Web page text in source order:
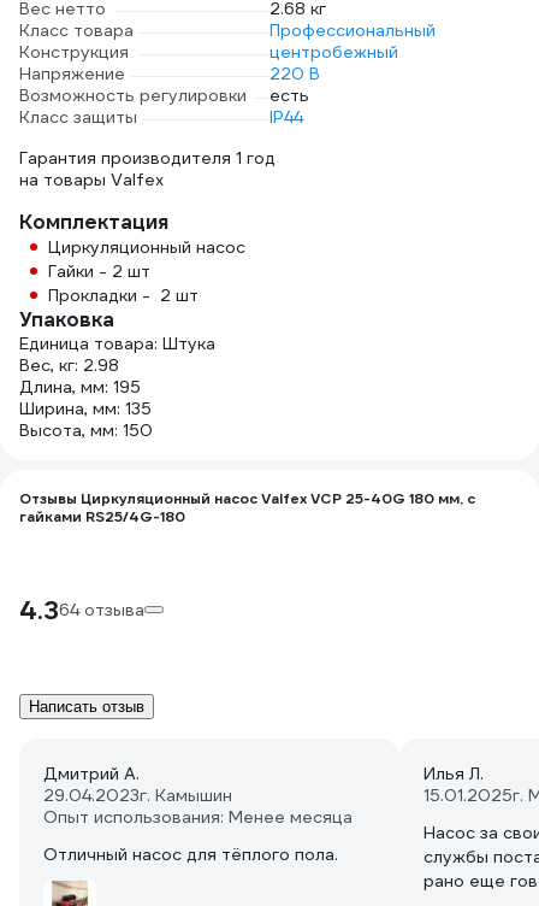
Вес нетто
2.68 кг
Класс товара
Профессиональный
Конструкция
центробежный
Напряжение
220 В
Возможность регулировки
есть
Класс защиты
IP44
Гарантия производителя 1 год
на товары Valfex
Комплектация
Циркуляционный насос
Гайки - 2 шт
Прокладки - 2 шт
Упаковка
Единица товара: Штука
Вес, кг: 2.98
Длина, мм: 195
Ширина, мм: 135
Высота, мм: 150
Отзывы Циркуляционный насос Valfex VCP 25-40G 180 мм, с
гайками RS25/4G-180
4.364 отзыва
Написать отзыв
Дмитрий А.
29.04.2023г. Камышин
Опыт использования: Менее месяца
Отличный насос для тёплого пола.
Илья Л.
15.01.2025г.
Насос за
службы
рано еще